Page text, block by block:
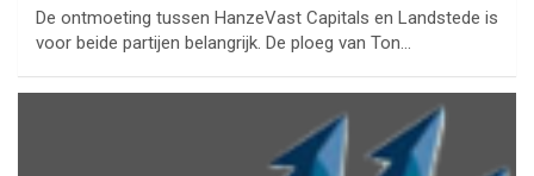
De ontmoeting tussen HanzeVast Capitals en Landstede is
voor beide partijen belangrijk. De ploeg van Ton…